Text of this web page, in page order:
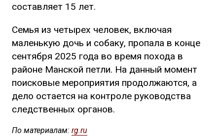
составляет 15 лет.
Семья из четырех человек, включая
маленькую дочь и собаку, пропала в конце
сентября 2025 года во время похода в
районе Манской петли. На данный момент
поисковые мероприятия продолжаются, а
дело остается на контроле руководства
следственных органов.
По материалам: rg.ru